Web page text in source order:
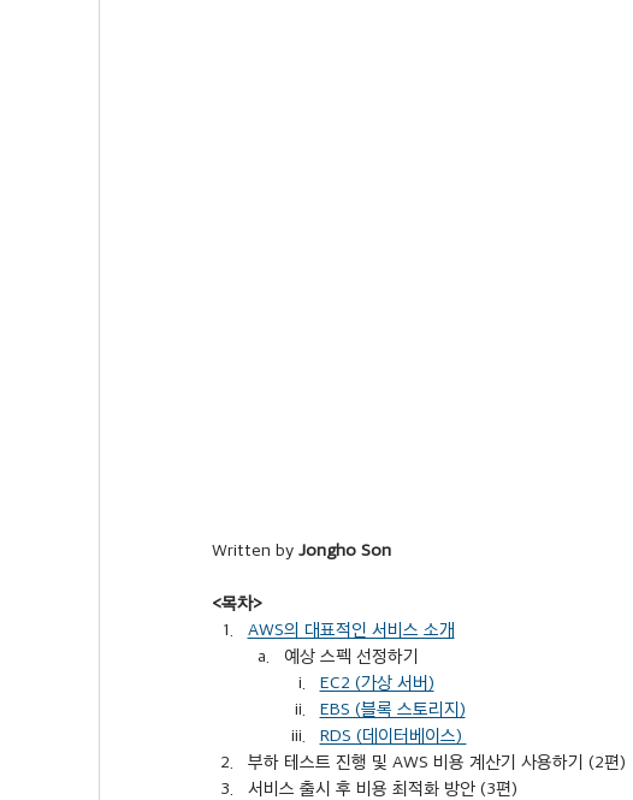
Written by Jongho Son
<목차>
AWS의 대표적인 서비스 소개
예상 스펙 선정하기
EC2 (가상 서버)
EBS (블록 스토리지)
RDS (데이터베이스)
부하 테스트 진행 및 AWS 비용 계산기 사용하기 (2편)
서비스 출시 후 비용 최적화 방안 (3편)